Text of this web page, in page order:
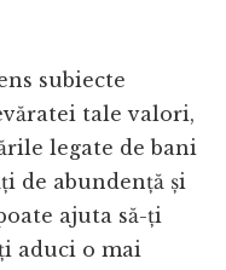
subiecte
tale valori,
legate de bani
de abundență și
ajuta să-ți
aduci o mai